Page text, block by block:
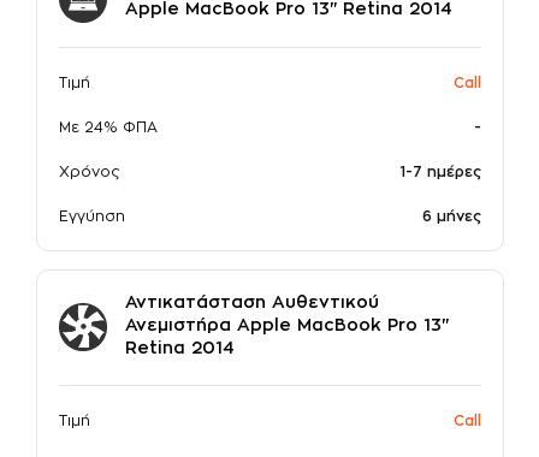
Apple MacBook Pro 13" Retina 2014
Τιμή Call
Με 24% ΦΠΑ -
Χρόνος 1-7 ημέρες
Εγγύηση 6 μήνες
Αντικατάσταση Αυθεντικού
Ανεμιστήρα Apple MacBook Pro 13"
Retina 2014
Τιμή Call